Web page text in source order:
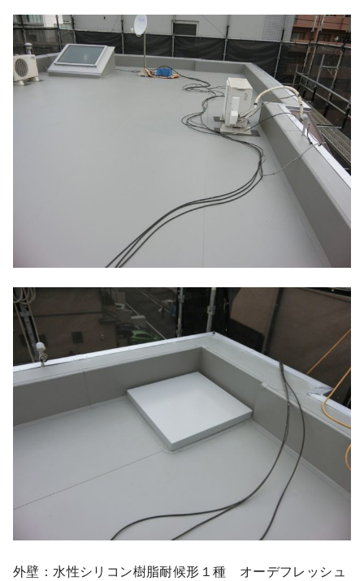
外壁：水性シリコン樹脂耐候形１種 オーデフレッシュ